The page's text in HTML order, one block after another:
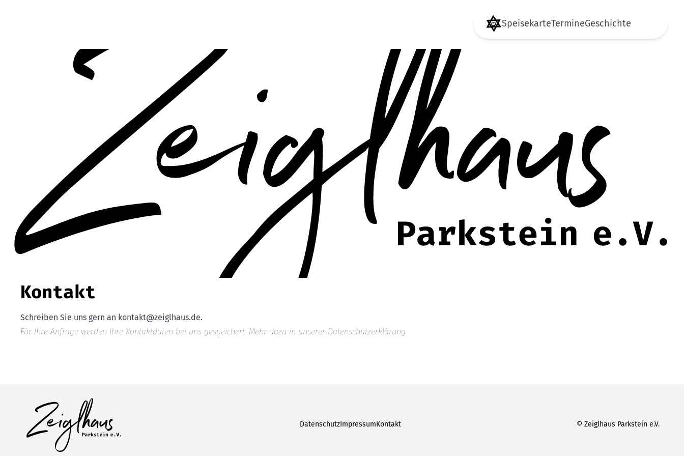
SpeisekarteTermineGeschichte
Kontakt
Schreiben Sie uns gern an kontakt@zeiglhaus.de.
Für Ihre Anfrage werden Ihre Kontaktdaten bei uns gespeichert. Mehr dazu in unserer Datenschutzerklärung
DatenschutzImpressumKontakt © Zeiglhaus Parkstein e.V.